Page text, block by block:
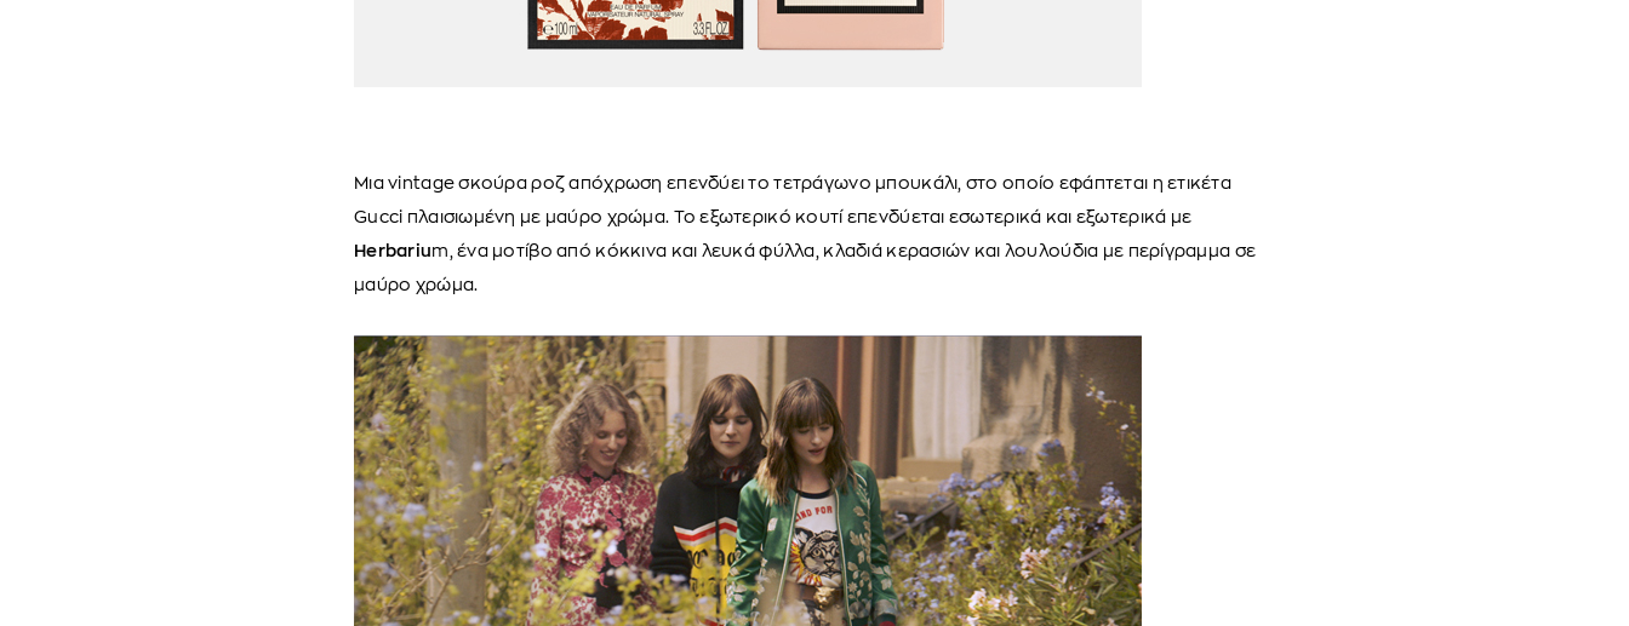
Μια vintage σκούρα ροζ απόχρωση επενδύει το τετράγωνο μπουκάλι, στο οποίο εφάπτεται η ετικέτα
Gucci πλαισιωμένη με μαύρο χρώμα. Το εξωτερικό κουτί επενδύεται εσωτερικά και εξωτερικά με
Herbarium, ένα μοτίβο από κόκκινα και λευκά φύλλα, κλαδιά κερασιών και λουλούδια με περίγραμμα σε
μαύρο χρώμα.